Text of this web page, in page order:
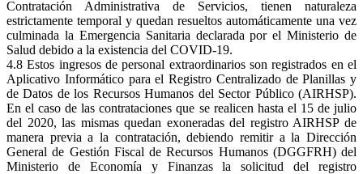
Contratación Administrativa de Servicios, tienen naturaleza
estrictamente temporal y quedan resueltos automáticamente una vez
culminada la Emergencia Sanitaria declarada por el Ministerio de
Salud debido a la existencia del COVID-19.
4.8 Estos ingresos de personal extraordinarios son registrados en el
Aplicativo Informático para el Registro Centralizado de Planillas y
de Datos de los Recursos Humanos del Sector Público (AIRHSP).
En el caso de las contrataciones que se realicen hasta el 15 de julio
del 2020, las mismas quedan exoneradas del registro AIRHSP de
manera previa a la contratación, debiendo remitir a la Dirección
General de Gestión Fiscal de Recursos Humanos (DGGFRH) del
Ministerio de Economía y Finanzas la solicitud del registro